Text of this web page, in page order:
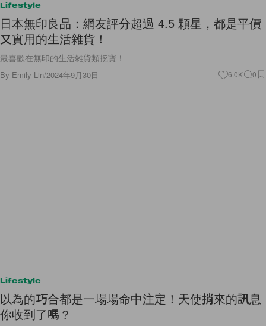
Lifestyle
日本無印良品：網友評分超過 4.5 顆星，都是平價
又實用的生活雜貨！
最喜歡在無印的生活雜貨類挖寶！
By Emily Lin/2024年9月30日 6.0K 0
Lifestyle
以為的巧合都是一場場命中注定！天使捎來的訊息
你收到了嗎？